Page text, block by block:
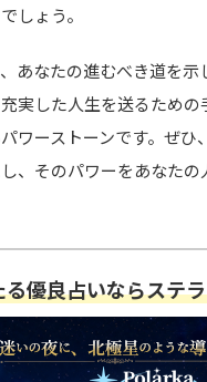
しょう。
あなたの進むべき道を示
実した人生を送るため
ワーストーンです。ぜひ
、そのパワーをあなたの
る優良占いならステ